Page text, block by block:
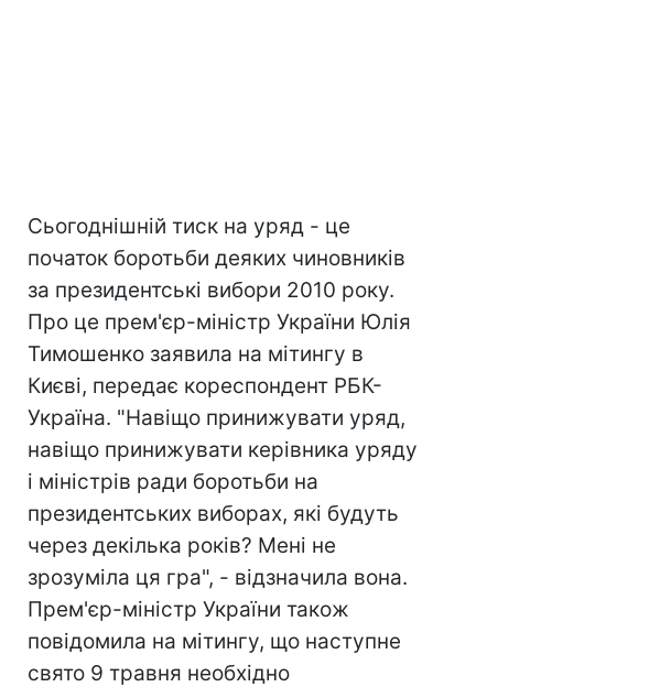
Сьогоднішній тиск на уряд - це
початок боротьби деяких чиновників
за президентські вибори 2010 року.
Про це прем'єр-міністр України Юлія
Тимошенко заявила на мітингу в
Києві, передає кореспондент РБК-
Україна. "Навіщо принижувати уряд,
навіщо принижувати керівника уряду
і міністрів ради боротьби на
президентських виборах, які будуть
через декілька років? Мені не
зрозуміла ця гра", - відзначила вона.
Прем'єр-міністр України також
повідомила на мітингу, що наступне
свято 9 травня необхідно